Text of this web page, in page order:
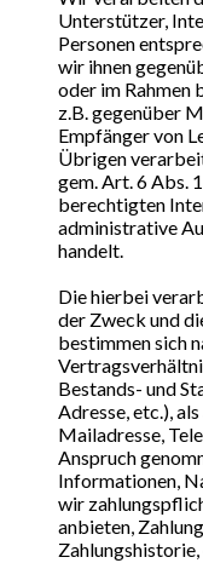
Unterstützer,
Personen
wir ihnen
oder im Rahmen
z.B. gegenüber
Empfänger von
Übrigen
gem. Art. 6 Abs.
berechtigten
administrative
handelt.
Die hierbei
der Zweck und
bestimmen sich
Bestands- und
Adresse, etc.),
Mailadresse,
Anspruch
Informationen,
wir
anbieten,
Zahlungshistorie,